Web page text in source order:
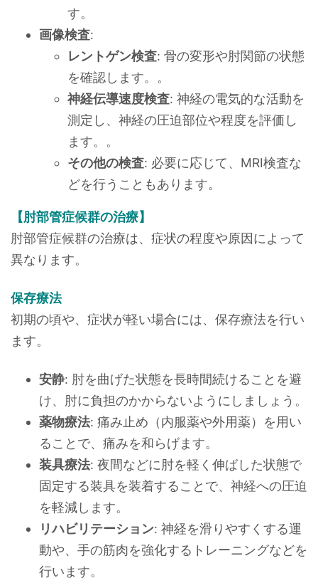
す。
画像検査:
レントゲン検査: 骨の変形や肘関節の状態
を確認します。。
神経伝導速度検査: 神経の電気的な活動を
測定し、神経の圧迫部位や程度を評価し
ます。。
その他の検査: 必要に応じて、MRI検査な
どを行うこともあります。
【肘部管症候群の治療】
肘部管症候群の治療は、症状の程度や原因によって
異なります。
保存療法
初期の頃や、症状が軽い場合には、保存療法を行い
ます。
安静: 肘を曲げた状態を長時間続けることを避
け、肘に負担のかからないようにしましょう。
薬物療法: 痛み止め（内服薬や外用薬）を用い
ることで、痛みを和らげます。
装具療法: 夜間などに肘を軽く伸ばした状態で
固定する装具を装着することで、神経への圧迫
を軽減します。
リハビリテーション: 神経を滑りやすくする運
動や、手の筋肉を強化するトレーニングなどを
行います。